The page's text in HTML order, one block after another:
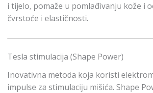
i tijelo, pomaže u pomlađivanju kože i
čvrstoće i elastičnosti.
Tesla stimulacija (Shape Power)
Inovativna metoda koja koristi
impulse za stimulaciju mišića. Shape